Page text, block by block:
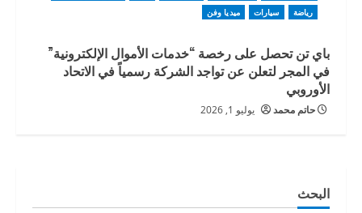
رياضة
سيارات ميديا وفن
باي تن تحصل على رخصة “خدمات الأموال الإلكترونية”
في المجر لتعلن عن تواجد الشركة رسمياً في الاتحاد
الأوروبي
حاتم محمد يوليو 1, 2026
البحث